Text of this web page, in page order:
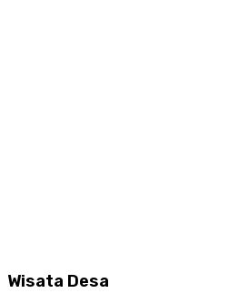
Wisata Desa